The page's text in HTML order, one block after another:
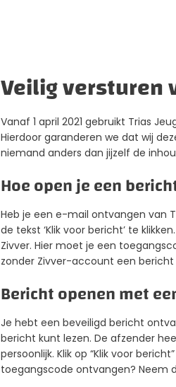
Veilig versturen
Vanaf 1 april 2021 gebruikt Trias
Hierdoor garanderen we dat wij
niemand anders dan jijzelf de
Hoe open je een
Heb je een e-mail ontvangen van
de tekst ‘Klik voor bericht’ te
Zivver. Hier moet je een
zonder Zivver-account een
Bericht openen met
Je hebt een beveiligd bericht
bericht kunt lezen. De afzender
persoonlijk. Klik op “Klik voor
toegangscode ontvangen? Neem